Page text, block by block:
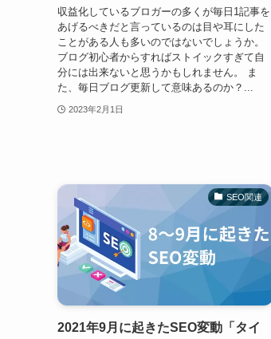
収益化しているブロガーの多くが毎日1記事を
あげるべきだと言っているのは目や耳にした
ことがある人も多いのではないでしょうか。
ブログ初心者からすればストイックすぎて自
分には出来ないと思うかもしれません。 ま
た、毎日ブログ更新して意味あるのか？...
2023年2月1日
SEO関連
2021年9月に起きたSEO変動「タイ